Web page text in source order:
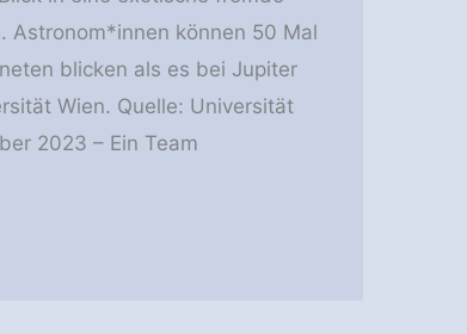
Astronom*innen können 50 Mal
blicken als es bei Jupiter
Wien. Quelle: Universität
2023 – Ein Team